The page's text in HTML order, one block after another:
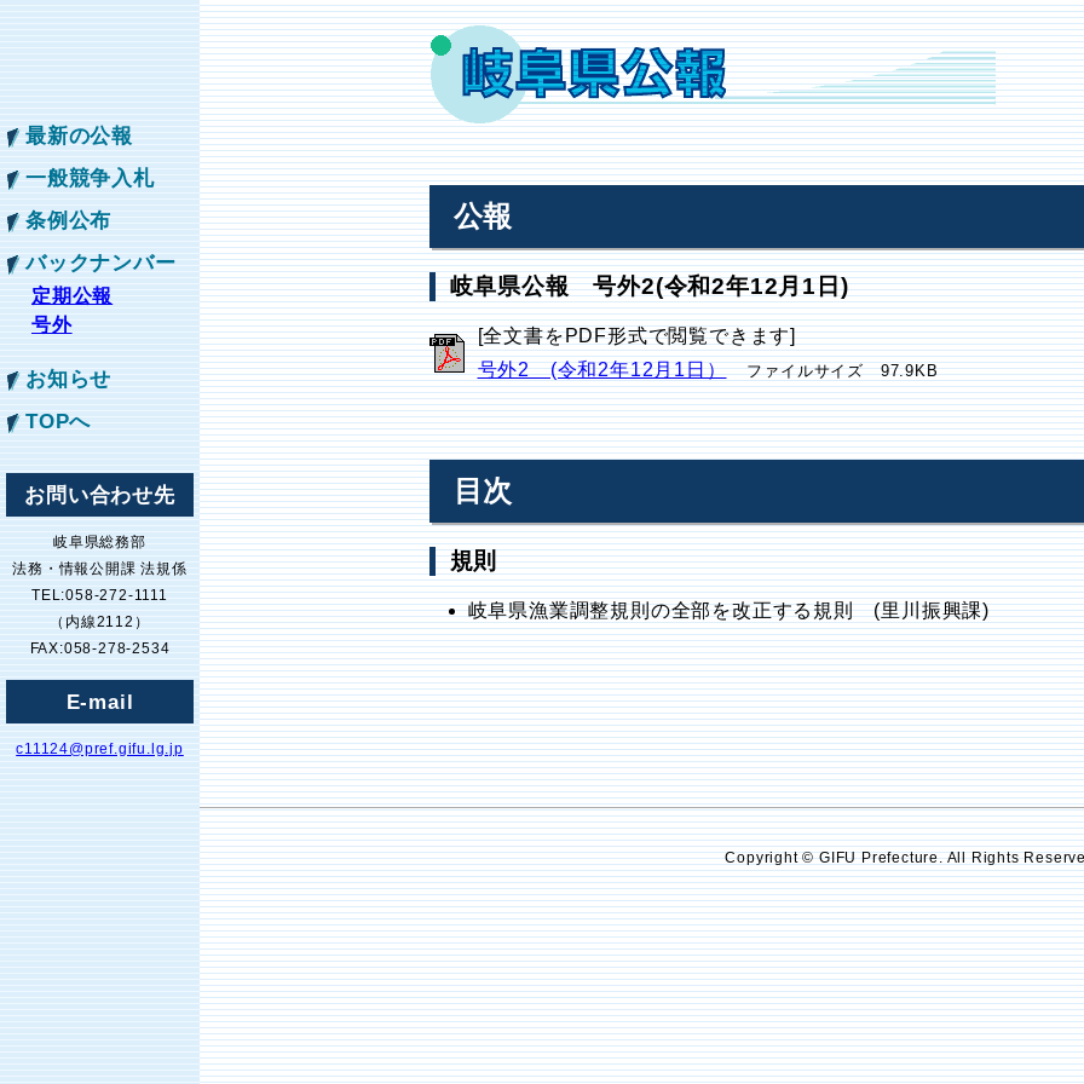
最新の公報
一般競争入札
条例公布
バックナンバー
定期公報
号外
お知らせ
TOPへ
お問い合わせ先
岐阜県総務部
法務・情報公開課 法規係
TEL:058-272-1111
（内線2112）
FAX:058-278-2534
E-mail
c11124@pref.gifu.lg.jp
公報
岐阜県公報 号外2(令和2年12月1日)
[全文書をPDF形式で閲覧できます]
号外2 (令和2年12月1日）
ファイルサイズ 97.9KB
目次
規則
岐阜県漁業調整規則の全部を改正する規則 (里川振興課)
Copyright © GIFU Prefecture. All Rights